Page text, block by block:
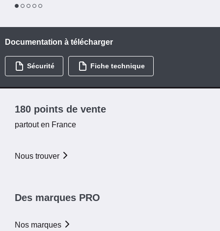
1 2 3 4
Documentation à télécharger
Sécurité Fiche technique
180 points de vente
partout en France
Nous trouver
Des marques PRO
Nos marques